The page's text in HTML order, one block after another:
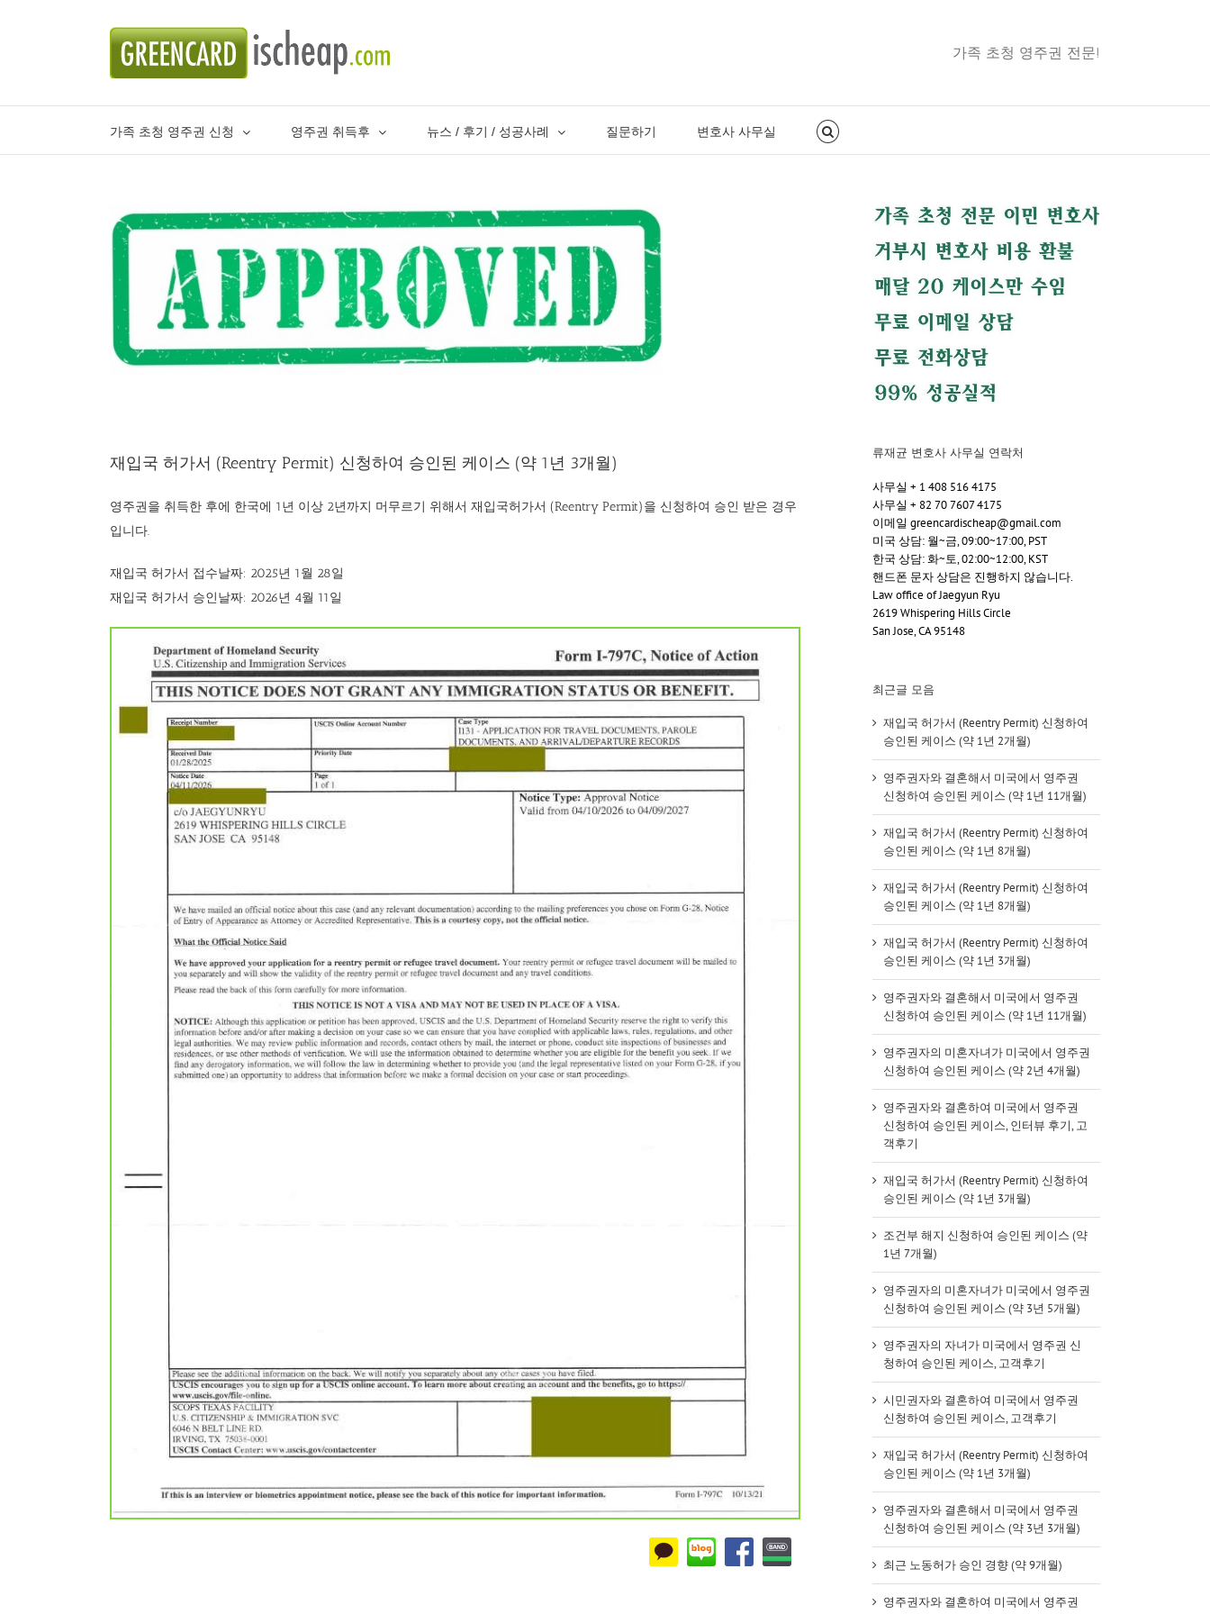
가족 초청 영주권 전문!
가족 초청 영주권 신청 영주권 취득후 뉴스 / 후기 / 성공사례 질문하기 변호사 사무실
재입국 허가서 (Reentry Permit) 신청하여 승인된 케이스 (약 1년 3개월)
영주권을 취득한 후에 한국에 1년 이상 2년까지 머무르기 위해서 재입국허가서 (Reentry Permit)을 신청하여 승인 받은 경우
입니다.
재입국 허가서 접수날짜: 2025년 1월 28일
재입국 허가서 승인날짜: 2026년 4월 11일
류재균 변호사 사무실 연락처
사무실 + 1 408 516 4175
사무실 + 82 70 7607 4175
이메일 greencardischeap@gmail.com
미국 상담: 월~금, 09:00~17:00, PST
한국 상담: 화~토, 02:00~12:00, KST
핸드폰 문자 상담은 진행하지 않습니다.
Law office of Jaegyun Ryu
2619 Whispering Hills Circle
San Jose, CA 95148
최근글 모음
재입국 허가서 (Reentry Permit) 신청하여
승인된 케이스 (약 1년 2개월)
영주권자와 결혼해서 미국에서 영주권
신청하여 승인된 케이스 (약 1년 11개월)
재입국 허가서 (Reentry Permit) 신청하여
승인된 케이스 (약 1년 8개월)
재입국 허가서 (Reentry Permit) 신청하여
승인된 케이스 (약 1년 8개월)
재입국 허가서 (Reentry Permit) 신청하여
승인된 케이스 (약 1년 3개월)
영주권자와 결혼해서 미국에서 영주권
신청하여 승인된 케이스 (약 1년 11개월)
영주권자의 미혼자녀가 미국에서 영주권
신청하여 승인된 케이스 (약 2년 4개월)
영주권자와 결혼하여 미국에서 영주권
신청하여 승인된 케이스, 인터뷰 후기, 고
객후기
재입국 허가서 (Reentry Permit) 신청하여
승인된 케이스 (약 1년 3개월)
조건부 해지 신청하여 승인된 케이스 (약
1년 7개월)
영주권자의 미혼자녀가 미국에서 영주권
신청하여 승인된 케이스 (약 3년 5개월)
영주권자의 자녀가 미국에서 영주권 신
청하여 승인된 케이스, 고객후기
시민권자와 결혼하여 미국에서 영주권
신청하여 승인된 케이스, 고객후기
재입국 허가서 (Reentry Permit) 신청하여
승인된 케이스 (약 1년 3개월)
영주권자와 결혼해서 미국에서 영주권
신청하여 승인된 케이스 (약 3년 3개월)
최근 노동허가 승인 경향 (약 9개월)
영주권자와 결혼하여 미국에서 영주권